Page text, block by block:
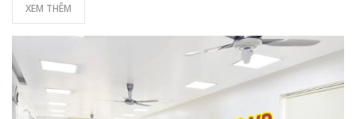
XEM THÊM